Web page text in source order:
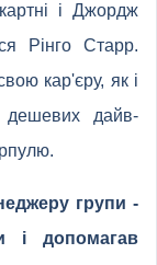
і Джордж
Рінго Старр.
кар'єру, як і
дешевих дайв-
групи -
і допомагав